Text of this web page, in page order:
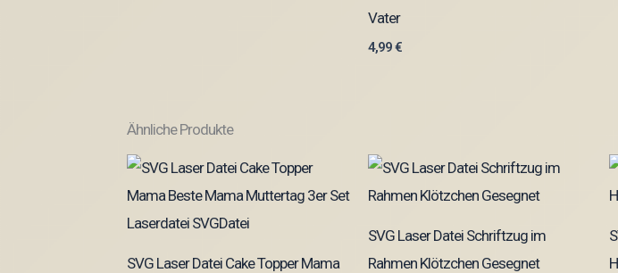
Vater
4,99€
Ähnliche Produkte
SVG Laser Datei Cake Topper Mama
SVG Laser Datei Schriftzug im
Rahmen Klötzchen Gesegnet